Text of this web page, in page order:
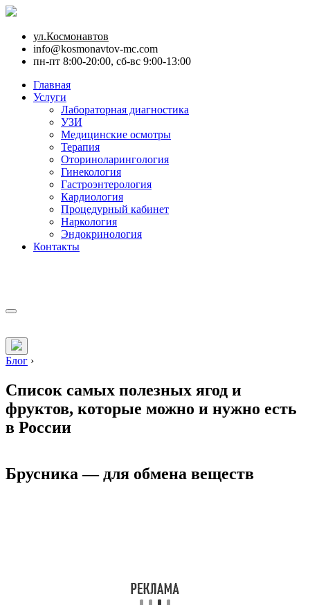
ул.Космонавтов
info@kosmonavtov-mc.com
пн-пт 8:00-20:00, сб-вс 9:00-13:00
Главная
Услуги
Лабораторная диагностика
УЗИ
Медицинские осмотры
Терапия
Оториноларингология
Гинекология
Гастроэнтерология
Кардиология
Процедурный кабинет
Наркология
Эндокринология
Контакты
Блог ›
Список самых полезных ягод и
фруктов, которые можно и нужно есть
в России
Брусника — для обмена веществ